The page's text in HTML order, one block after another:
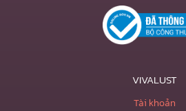
VIVALUST
Tài khoản